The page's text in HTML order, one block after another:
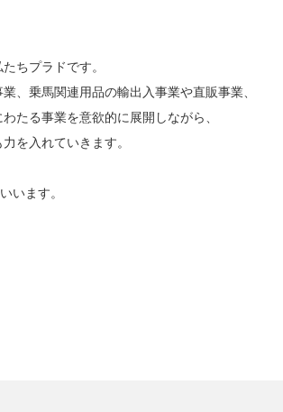
ちプラドです。
、乗馬関連用品の輸出入事業や直販事業、
たる事業を意欲的に展開しながら、
を入れていきます。
います。